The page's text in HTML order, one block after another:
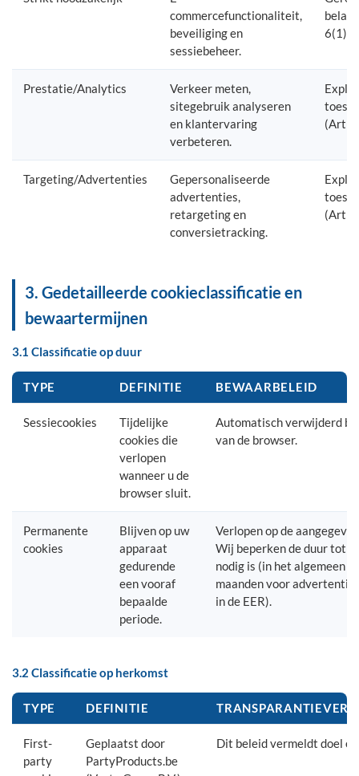
commercefunctionaliteit,
beveiliging en
sessiebeheer.
Prestatie/Analytics
Verkeer meten,
sitegebruik analyseren
en klantervaring
verbeteren.
Targeting/Advertenties
Gepersonaliseerde
advertenties,
retargeting en
conversietracking.
3. Gedetailleerde cookieclassificatie en
bewaartermijnen
3.1 Classificatie op duur
TYPE DEFINITIE BEWAARBELEID
Sessiecookies
Tijdelijke
cookies die
verlopen
wanneer u de
browser sluit.
Automatisch verwijderd
van de browser.
Permanente
cookies
Blijven op uw
apparaat
gedurende
een vooraf
bepaalde
periode.
Verlopen op de
Wij beperken de duur tot
nodig is (in het algemeen
maanden voor
in de EER).
3.2 Classificatie op herkomst
TYPE DEFINITIE
First-
party
Geplaatst door
PartyProducts.be
Dit beleid vermeldt doel